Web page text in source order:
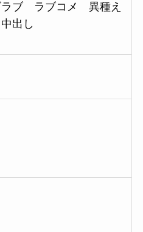
ブ ラブコメ 異種え
出し